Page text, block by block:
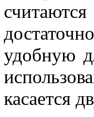
удобную
касается